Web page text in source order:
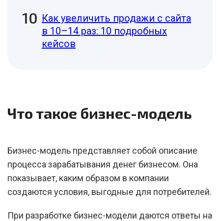
Как увеличить продажи с сайта
в 10–14 раз: 10 подробных
кейсов
Что такое бизнес-модель
Бизнес-модель представляет собой описание
процесса зарабатывания денег бизнесом. Она
показывает, каким образом в компании
создаются условия, выгодные для потребителей.
При разработке бизнес-модели даются ответы на